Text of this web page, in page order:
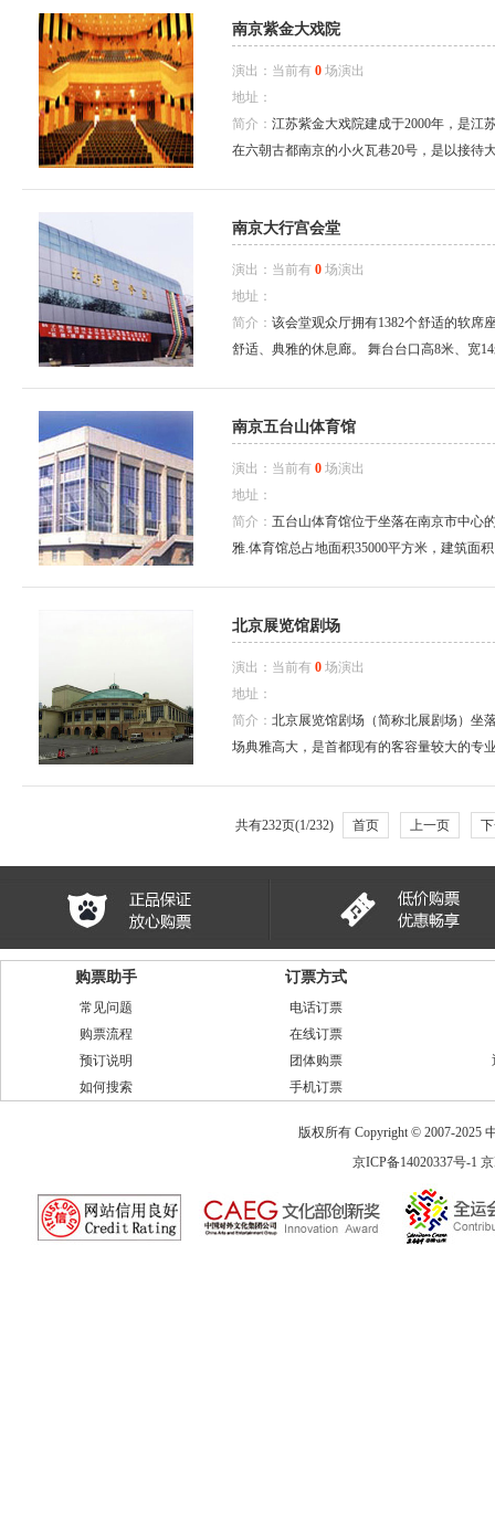
南京紫金大戏院
演出：当前有 0 场演出
地址：
简介： 江苏紫金大戏院建成于2000年，是江
在六朝古都南京的小火瓦巷20号，是以接待
南京大行宫会堂
演出：当前有 0 场演出
地址：
简介： 该会堂观众厅拥有1382个舒适的软席
舒适、典雅的休息廊。 舞台台口高8米、宽
南京五台山体育馆
演出：当前有 0 场演出
地址：
简介： 五台山体育馆位于坐落在南京市中心
雅.体育馆总占地面积35000平方米，建筑面
北京展览馆剧场
演出：当前有 0 场演出
地址：
简介： 北京展览馆剧场（简称北展剧场）坐
场典雅高大，是首都现有的客容量较大的专
共有232页(1/232) 首页 上一页
购票助手
常见问题
购票流程
预订说明
如何搜索
订票方式
电话订票
在线订票
团体购票
手机订票
版权所有 Copyright © 2007-2025
京ICP备14020337号-1